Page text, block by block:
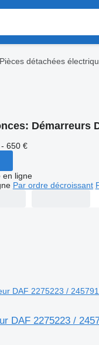
Pièces détachées
Démarreurs
650 €
en ligne
Par ordre décroissant
DAF 2275223 /